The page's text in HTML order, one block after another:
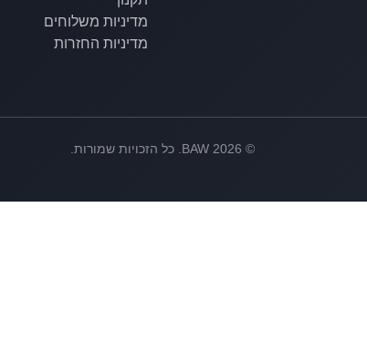
מדיניות משלוחים
מדיניות החזרות
©
2026